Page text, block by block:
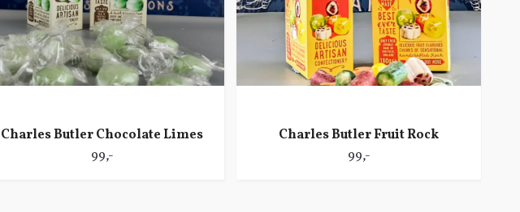
Charles Butler Chocolate Limes
99,-
Charles Butler Fruit Rock
99,-